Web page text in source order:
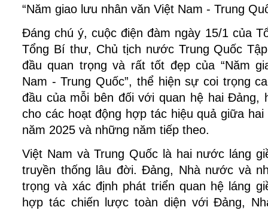
“Năm giao lưu nhân văn Việt Nam - Trung
Đáng chú ý, cuộc điện đàm ngày 15/1 của
Tổng Bí thư, Chủ tịch nước Trung Quốc
đầu quan trọng và rất tốt đẹp của “Năm
Nam - Trung Quốc”, thể hiện sự coi trọng
đầu của mỗi bên đối với quan hệ hai Đảng,
cho các hoạt động hợp tác hiệu quả giữa
năm 2025 và những năm tiếp theo.
Việt Nam và Trung Quốc là hai nước láng
truyền thống lâu đời. Đảng, Nhà nước và
trọng và xác định phát triển quan hệ láng
hợp tác chiến lược toàn diện với Đảng,